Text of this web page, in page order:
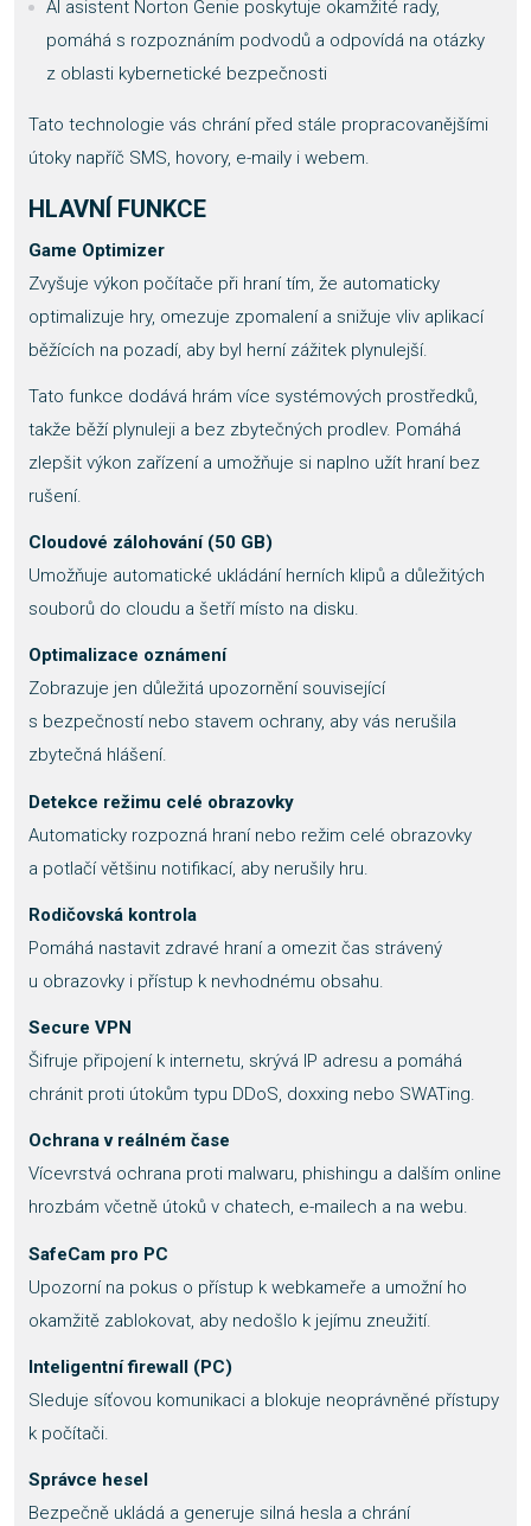
AI asistent Norton Genie poskytuje okamžité rady,
pomáhá s rozpoznáním podvodů a odpovídá na otázky
z oblasti kybernetické bezpečnosti
Tato technologie vás chrání před stále propracovanějšími
útoky napříč SMS, hovory, e-maily i webem.
HLAVNÍ FUNKCE
Game Optimizer
Zvyšuje výkon počítače při hraní tím, že automaticky
optimalizuje hry, omezuje zpomalení a snižuje vliv aplikací
běžících na pozadí, aby byl herní zážitek plynulejší.
Tato funkce dodává hrám více systémových prostředků,
takže běží plynuleji a bez zbytečných prodlev. Pomáhá
zlepšit výkon zařízení a umožňuje si naplno užít hraní bez
rušení.
Cloudové zálohování (50 GB)
Umožňuje automatické ukládání herních klipů a důležitých
souborů do cloudu a šetří místo na disku.
Optimalizace oznámení
Zobrazuje jen důležitá upozornění související
s bezpečností nebo stavem ochrany, aby vás nerušila
zbytečná hlášení.
Detekce režimu celé obrazovky
Automaticky rozpozná hraní nebo režim celé obrazovky
a potlačí většinu notifikací, aby nerušily hru.
Rodičovská kontrola
Pomáhá nastavit zdravé hraní a omezit čas strávený
u obrazovky i přístup k nevhodnému obsahu.
Secure VPN
Šifruje připojení k internetu, skrývá IP adresu a pomáhá
chránit proti útokům typu DDoS, doxxing nebo SWATing.
Ochrana v reálném čase
Vícevrstvá ochrana proti malwaru, phishingu a dalším online
hrozbám včetně útoků v chatech, e-mailech a na webu.
SafeCam pro PC
Upozorní na pokus o přístup k webkameře a umožní ho
okamžitě zablokovat, aby nedošlo k jejímu zneužití.
Inteligentní firewall (PC)
Sleduje síťovou komunikaci a blokuje neoprávněné přístupy
k počítači.
Správce hesel
Bezpečně ukládá a generuje silná hesla a chrání